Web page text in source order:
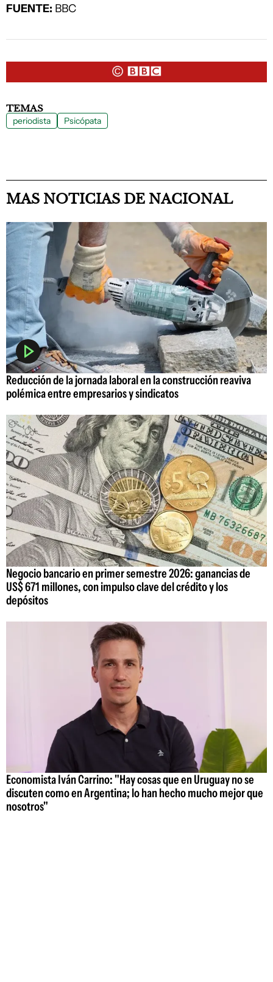
FUENTE: BBC
TEMAS
periodista Psicópata
MAS NOTICIAS DE NACIONAL
Reducción de la jornada laboral en la construcción reaviva
polémica entre empresarios y sindicatos
Negocio bancario en primer semestre 2026: ganancias de
US$ 671 millones, con impulso clave del crédito y los
depósitos
Economista Iván Carrino: "Hay cosas que en Uruguay no se
discuten como en Argentina; lo han hecho mucho mejor que
nosotros"